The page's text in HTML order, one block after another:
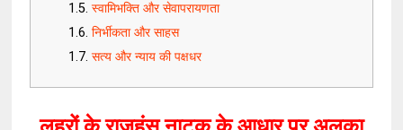
स्वामिभक्ति और सेवापरायणता
निर्भीकता और साहस
सत्य और न्याय की पक्षधर